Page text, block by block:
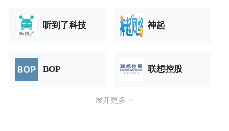
听到了科技 神起
BOP 联想控股
展开更多